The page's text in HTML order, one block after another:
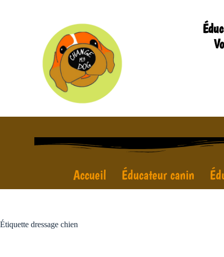
Accueil Éducateur canin
Étiquette dressage chien